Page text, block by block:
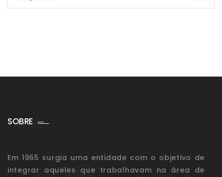
SOBRE
Em 1965 surgia uma entidade com o objetivo de
integrar aqueles que trabalhavam na área de